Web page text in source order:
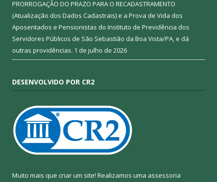
PRORROGAÇÃO DO PRAZO PARA O RECADASTRAMENTO
(Atualização dos Dados Cadastrais) e a Prova de Vida dos
Aposentados e Pensionistas do Instituto de Previdência dos
Servidores Públicos de São Sebastião da Boa Vista/PA, e dá
outras providências. 1 de julho de 2026
DESENVOLVIDO POR CR2
Muito mais que criar um site! Realizamos uma assessoria